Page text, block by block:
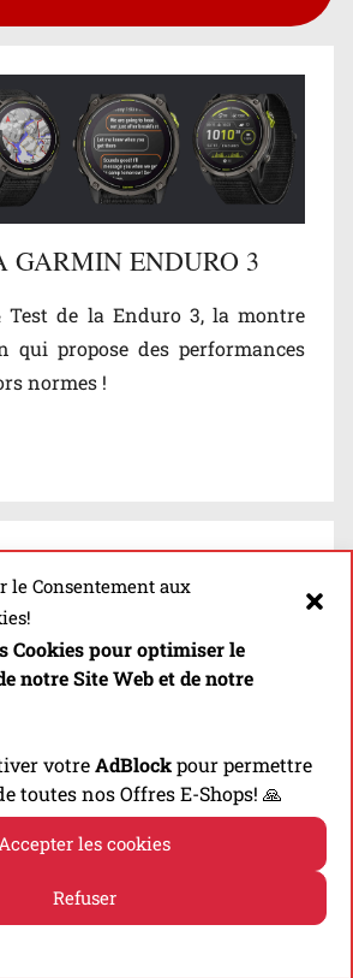
le Consentement aux
Cookies pour optimiser le
notre Site Web et de notre
votreAdBlockpour permettre
toutes nos Offres E-Shops! 🙏
les cookies
Refuser
GARMIN ENDURO 3
Test de la Enduro 3, la montre
qui propose des performances
normes !
la Garmin Enduro 3, la nouvelle
trail de référence sur le plan de
320h)!